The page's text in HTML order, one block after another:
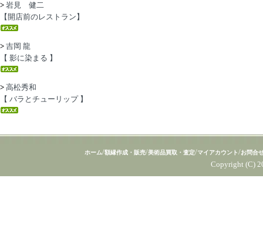
> 岩見 健二
【開店前のレストラン】
> 吉岡 龍
【 影に染まる 】
> 高松秀和
【 バラとチューリップ 】
ホーム/額縁作成・販売/美術品買取・査定/マイアカウント/お問合
Copyright (C)